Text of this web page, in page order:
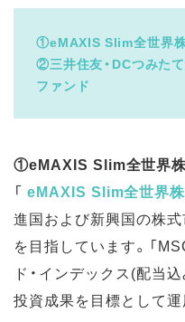
①eMAXIS Slim全世界
②三井住友・DCつみた
ファンド
①eMAXIS Slim全世界
「 eMAXIS Slim全世界
進国および新興国の株
を目指しています。「
ド・インデックス(配当
投資成果を目標として運